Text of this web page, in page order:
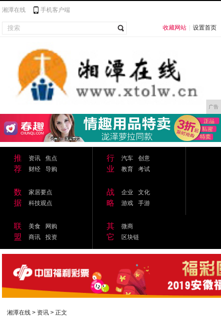
湘潭在线 手机客户端
收藏网站 设置首页
广告
推
荐
资讯
焦点
财经
导购
行
业
汽车
创意
教育
考试
数
据
家居要点
科技观点
战
略
企业
文化
游戏
手游
联
盟
美食
网购
商讯
投资
其
它
微商
区块链
湘潭在线 > 资讯 > 正文